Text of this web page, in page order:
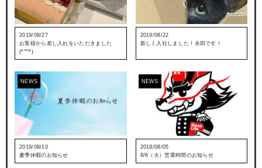
2019/08/27
お客様から差し入れをいただきました
(*^^*)
2019/08/22
新しく入社しました！永田です！
NEWS
2019/08/10
夏季休暇のお知らせ
NEWS
2019/08/05
8/6（火）営業時間のお知らせ